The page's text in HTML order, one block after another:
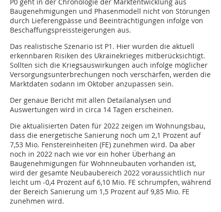
P0 geht in der Chronologie der Marktentwicklung aus
Baugenehmigungen und Phasenmodell nicht von Störungen
durch Lieferengpässe und Beeinträchtigungen infolge von
Beschaffungspreissteigerungen aus.
Das realistische Szenario ist P1. Hier wurden die aktuell
erkennbaren Risiken des Ukrainekrieges mitberücksichtigt.
Sollten sich die Kriegsauswirkungen auch infolge möglicher
Versorgungsunterbrechungen noch verschärfen, werden die
Marktdaten sodann im Oktober anzupassen sein.
Der genaue Bericht mit allen Detailanalysen und
Auswertungen wird in circa 14 Tagen erscheinen.
Die aktualisierten Daten für 2022 zeigen im Wohnungsbau,
dass die energetische Sanierung noch um 2,1 Prozent auf
7,53 Mio. Fenstereinheiten (FE) zunehmen wird. Da aber
noch in 2022 nach wie vor ein hoher Überhang an
Baugenehmigungen für Wohnneubauten vorhanden ist,
wird der gesamte Neubaubereich 2022 voraussichtlich nur
leicht um -0,4 Prozent auf 6,10 Mio. FE schrumpfen, während
der Bereich Sanierung um 1,5 Prozent auf 9,85 Mio. FE
zunehmen wird.